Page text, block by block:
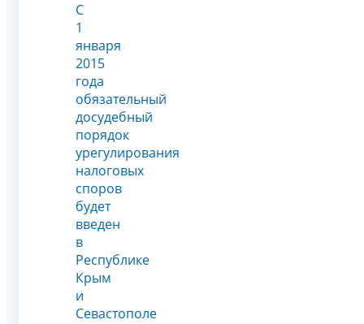
С
1
января
2015
года
обязательный
досудебный
порядок
урегулирования
налоговых
споров
будет
введен
в
Республике
Крым
и
Севастополе